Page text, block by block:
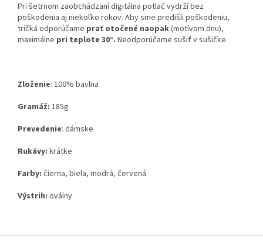
Pri šetrnom zaobchádzaní digitálna potlač vydrží bez
poškodenia aj niekoľko rokov. Aby sme predišli poškodeniu,
tričká odporúčame prať otočené naopak(motívom dnu),
maximálne pri teplote 30°. Neodporúčame sušiť v sušičke.
Zloženie: 100% bavlna
Gramáž: 185g
Prevedenie: dámske
Rukávy: krátke
Farby: čierna, biela, modrá, červená
Výstrih: oválny